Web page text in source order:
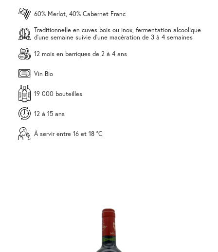
60% Merlot, 40% Cabernet Franc
Traditionnelle en cuves bois ou inox, fermentation alcoolique
d'une semaine suivie d'une macération de 3 à 4 semaines
12 mois en barriques de 2 à 4 ans
Vin Bio
19 000 bouteilles
12 à 15 ans
À servir entre 16 et 18 °C